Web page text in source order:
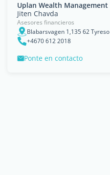
Uplan Wealth Management
Jiten Chavda
Asesores financieros
Blabarsvagen 1,135 62 Tyreso
+4670 612 2018
Ponte en contacto